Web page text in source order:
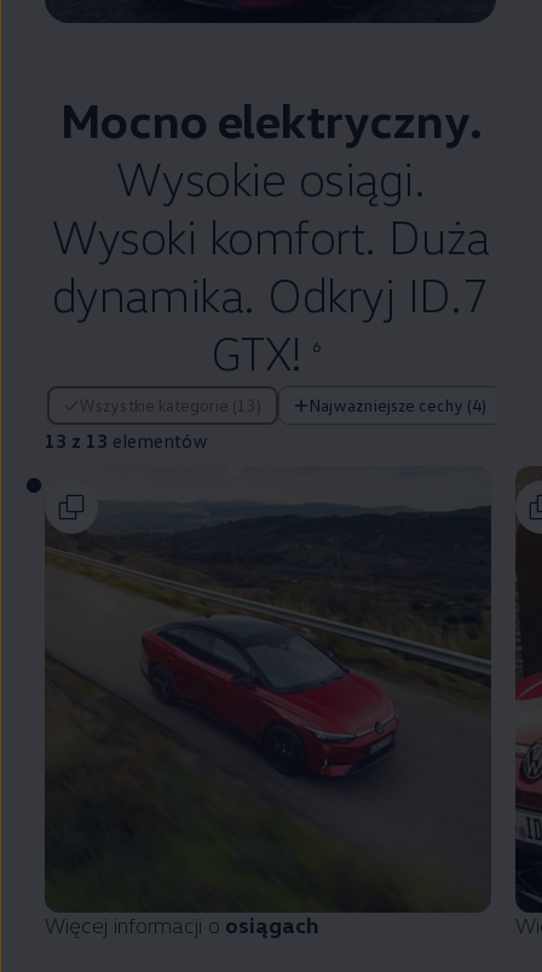
Mocno elektryczny.
Wysokie osiągi.
Wysoki komfort. Duża
dynamika. Odkryj ID.7
GTX!
6
Wszystkie kategorie (13) Najważniejsze cechy (4)
13 z 13 elementów
13 z 13 elementów
Więcej informacji o osiągach